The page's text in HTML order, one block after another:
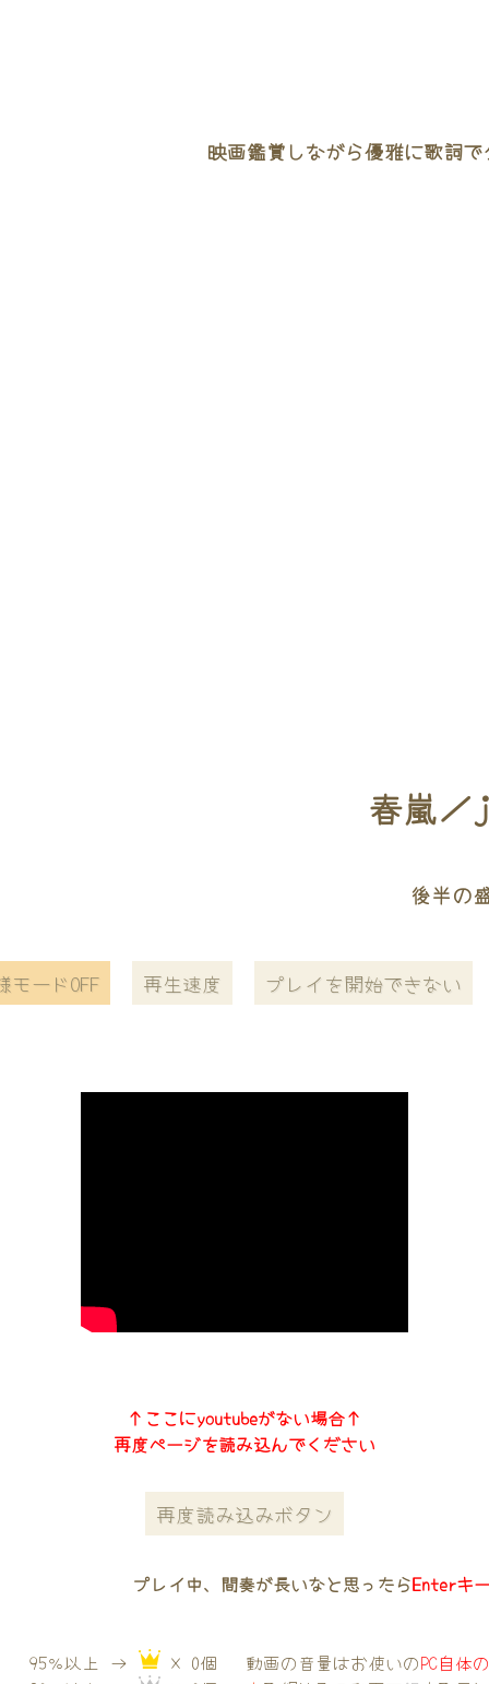
映画鑑賞しながら優雅に歌詞
春嵐
後半の
モードOFF 再生速度 プレイを開始できない
↑ここにyoutubeがない場合↑
再度ページを読み込んでください
再度読み込みボタン
プレイ中、間奏が長いなと思ったらEnterキ
95％以上 →
× 0個
動画の音量はお使いのPC自体